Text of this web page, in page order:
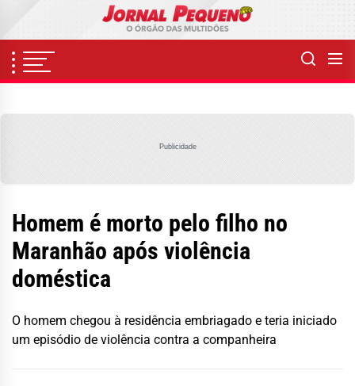
content
Publicidade
Homem é morto pelo filho no
Maranhão após violência
doméstica
O homem chegou à residência embriagado e teria iniciado
um episódio de violência contra a companheira